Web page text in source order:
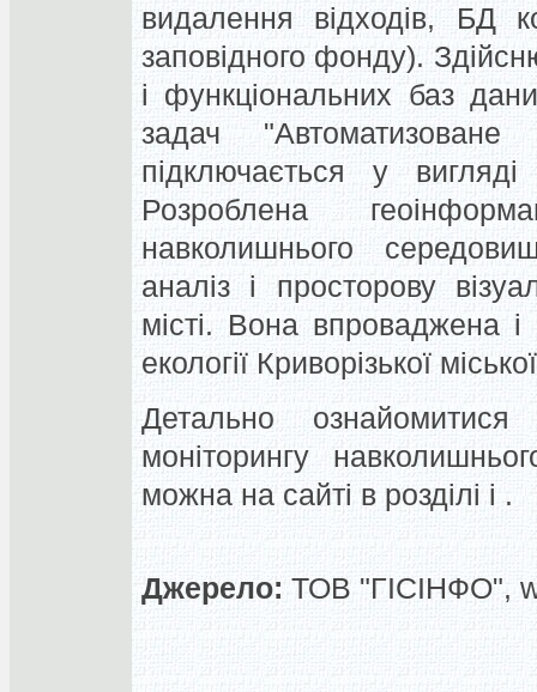
видалення відходів, БД
заповідного фонду).
і функціональних баз
задач
підключається у
Розроблена
навколишнього
аналіз і просторову
місті. Вона впроваджена і
екології Криворізької
Детально
моніторингу
можна на сайті в розділі і .
Джерело: ТОВ "ГІСІНФО",